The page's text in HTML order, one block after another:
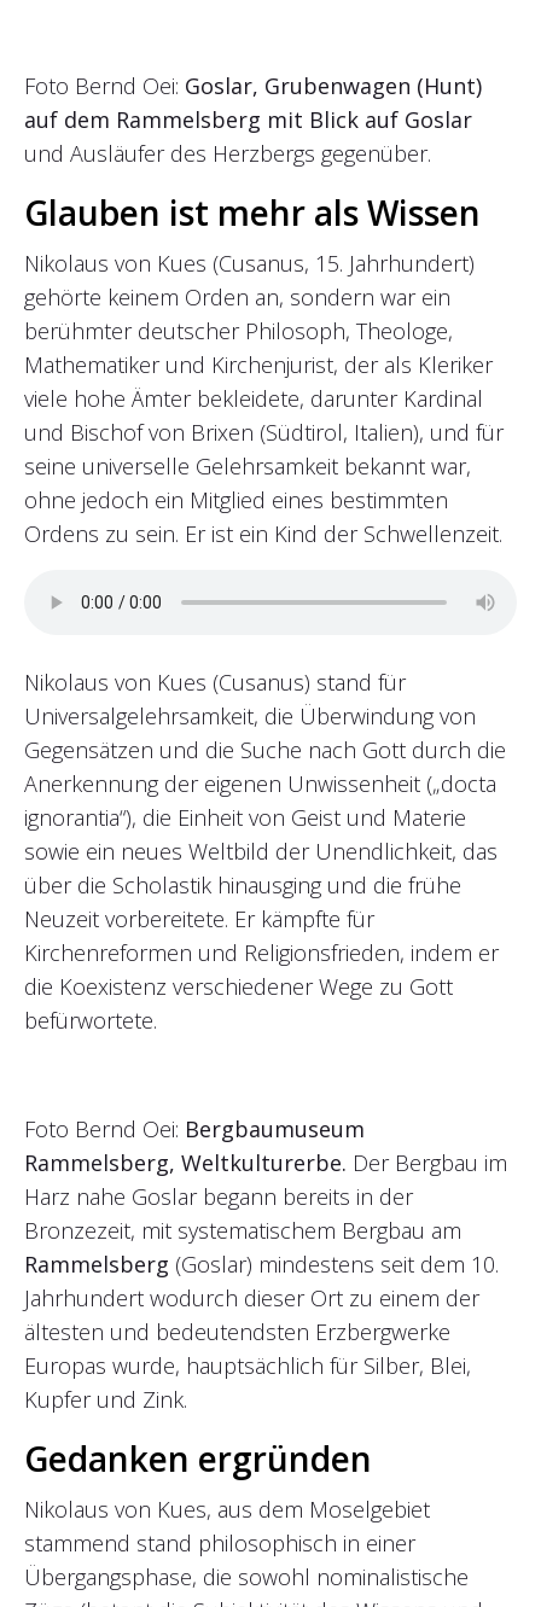
Foto Bernd Oei: Goslar, Grubenwagen (Hunt)
auf dem Rammelsberg mit Blick auf Goslar
und Ausläufer des Herzbergs gegenüber.
Glauben ist mehr als Wissen
Nikolaus von Kues (Cusanus, 15. Jahrhundert)
gehörte keinem Orden an, sondern war ein
berühmter deutscher Philosoph, Theologe,
Mathematiker und Kirchenjurist, der als Kleriker
viele hohe Ämter bekleidete, darunter Kardinal
und Bischof von Brixen (Südtirol, Italien), und für
seine universelle Gelehrsamkeit bekannt war,
ohne jedoch ein Mitglied eines bestimmten
Ordens zu sein. Er ist ein Kind der Schwellenzeit.
Nikolaus von Kues (Cusanus) stand für
Universalgelehrsamkeit, die Überwindung von
Gegensätzen und die Suche nach Gott durch die
Anerkennung der eigenen Unwissenheit („docta
ignorantia“), die Einheit von Geist und Materie
sowie ein neues Weltbild der Unendlichkeit, das
über die Scholastik hinausging und die frühe
Neuzeit vorbereitete. Er kämpfte für
Kirchenreformen und Religionsfrieden, indem er
die Koexistenz verschiedener Wege zu Gott
befürwortete.
Foto Bernd Oei: Bergbaumuseum
Rammelsberg, Weltkulturerbe. Der Bergbau im
Harz nahe Goslar begann bereits in der
Bronzezeit, mit systematischem Bergbau am
Rammelsberg (Goslar) mindestens seit dem 10.
Jahrhundert wodurch dieser Ort zu einem der
ältesten und bedeutendsten Erzbergwerke
Europas wurde, hauptsächlich für Silber, Blei,
Kupfer und Zink.
Gedanken ergründen
Nikolaus von Kues, aus dem Moselgebiet
stammend stand philosophisch in einer
Übergangsphase, die sowohl nominalistische